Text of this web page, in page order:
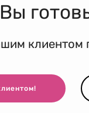
Вы
клиентом